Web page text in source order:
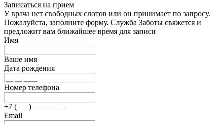
Записаться на прием
У врача нет свободных слотов или он принимает по запросу.
Пожалуйста, заполните форму. Служба Заботы свяжется и
предложит вам ближайшее время для записи
Имя
Ваше имя
Дата рождения
Номер телефона
+7 (___) ___ __ __
Email